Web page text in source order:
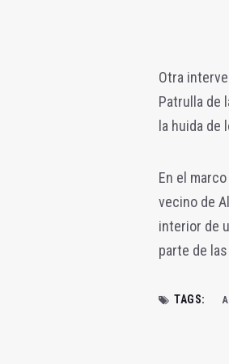
Otra
Patrulla de
la huida de
En el
vecino de
interior de
parte de
TAGS: